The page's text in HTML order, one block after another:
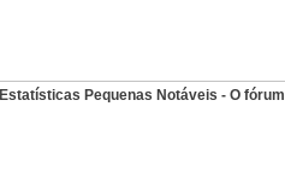
Estatísticas Pequenas Notáveis - O fórum